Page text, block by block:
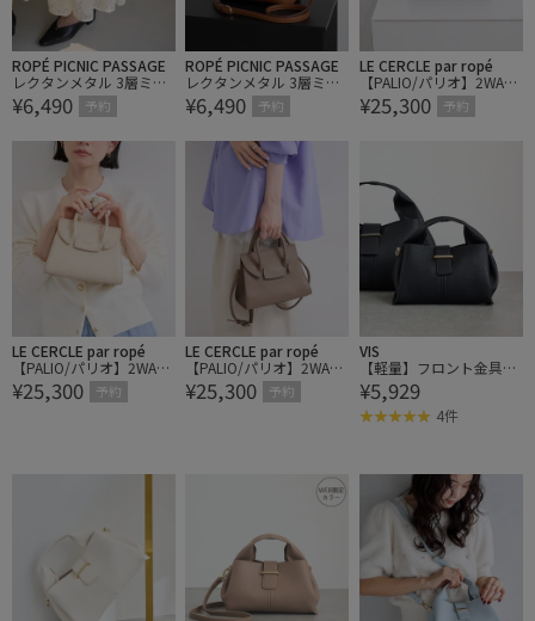
ROPÉ PICNIC PASSAGE
レクタンメタル 3層ミド
ルトート&ショルダーバ
ッグ/軽量
¥6,490 予約
ROPÉ PICNIC PASSAGE
レクタンメタル 3層ミド
ルトート&ショルダーバ
ッグ/軽量
¥6,490 予約
LE CERCLE par ropé
【PALIO/パリオ】2WAY
フラップミニハンドバッ
¥25,300 予約
LE CERCLE par ropé
【PALIO/パリオ】2WAY
フラップミニハンドバッ
¥25,300 予約
LE CERCLE par ropé
【PALIO/パリオ】2WAY
フラップミニハンドバッ
¥25,300 予約
VIS
【軽量】フロント金具エ
アリーソフトミニショル
ダーバッグ
¥5,929
4件